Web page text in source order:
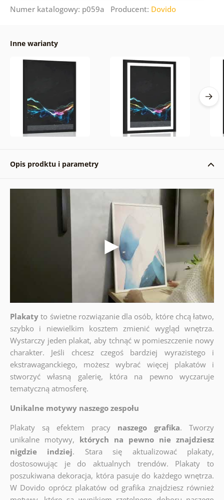
Numer katalogowy: p059a Producent: Dovido
Inne warianty
Opis prodktu i parametry
Plakaty to świetne rozwiązanie dla osób, które chcą łatwo,
szybko i niewielkim kosztem zmienić wygląd wnętrza.
Wystarczy jeden plakat, aby tchnąć w pomieszczenie nowy
charakter. Jeśli chcesz czegoś bardziej wyrazistego i
ekstrawaganckiego, możesz wybrać więcej plakatów i
stworzyć własną galerię, która na pewno wyczaruje
tematyczną atmosferę.
Unikalne motywy naszego zespołu
Plakaty są efektem pracy
naszego grafika. Tworzy
unikalne motywy, których na pewno nie znajdziesz
nigdzie indziej. Stara się aktualizować plakaty,
dostosowując je do aktualnych trendów. Plakaty to
poszukiwana dekoracja, która pasuje do każdego wnętrza.
W Dovido oprócz plakatów od grafika znajdziesz również